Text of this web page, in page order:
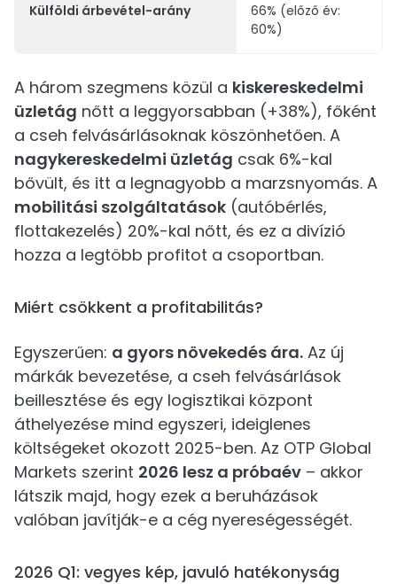
Külföldi árbevétel-arány
66% (előző év:
60%)
A három szegmens közül a kiskereskedelmi
üzletág nőtt a leggyorsabban (+38%), főként
a cseh felvásárlásoknak köszönhetően. A
nagykereskedelmi üzletág csak 6%-kal
bővült, és itt a legnagyobb a marzsnyomás. A
mobilitási szolgáltatások (autóbérlés,
flottakezelés) 20%-kal nőtt, és ez a divízió
hozza a legtöbb profitot a csoportban.
Miért csökkent a profitabilitás?
Egyszerűen: a gyors növekedés ára. Az új
márkák bevezetése, a cseh felvásárlások
beillesztése és egy logisztikai központ
áthelyezése mind egyszeri, ideiglenes
költségeket okozott 2025-ben. Az OTP Global
Markets szerint 2026 lesz a próbaév – akkor
látszik majd, hogy ezek a beruházások
valóban javítják-e a cég nyereségességét.
2026 Q1: vegyes kép, javuló hatékonyság